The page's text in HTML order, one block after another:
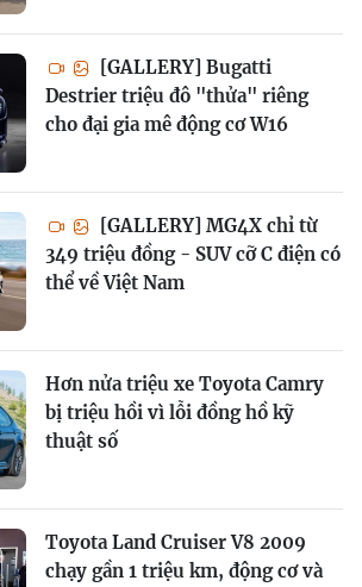
[GALLERY] Bugatti
Destrier triệu đô "thửa" riêng
cho đại gia mê động cơ W16
[GALLERY] MG4X chỉ từ
349 triệu đồng - SUV cỡ C điện có
thể về Việt Nam
Hơn nửa triệu xe Toyota Camry
bị triệu hồi vì lỗi đồng hồ kỹ
thuật số
Toyota Land Cruiser V8 2009
chạy gần 1 triệu km, động cơ và